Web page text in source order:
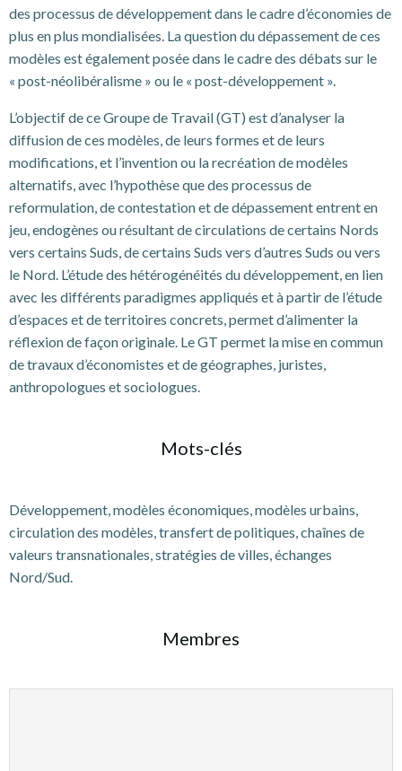
des processus de développement dans le cadre d’économies de
plus en plus mondialisées. La question du dépassement de ces
modèles est également posée dans le cadre des débats sur le
« post-néolibéralisme » ou le « post-développement ».
L’objectif de ce Groupe de Travail (GT) est d’analyser la
diffusion de ces modèles, de leurs formes et de leurs
modifications, et l’invention ou la recréation de modèles
alternatifs, avec l’hypothèse que des processus de
reformulation, de contestation et de dépassement entrent en
jeu, endogènes ou résultant de circulations de certains Nords
vers certains Suds, de certains Suds vers d’autres Suds ou vers
le Nord. L’étude des hétérogénéités du développement, en lien
avec les différents paradigmes appliqués et à partir de l’étude
d’espaces et de territoires concrets, permet d’alimenter la
réflexion de façon originale. Le GT permet la mise en commun
de travaux d’économistes et de géographes, juristes,
anthropologues et sociologues.
Mots-clés
Développement, modèles économiques, modèles urbains,
circulation des modèles, transfert de politiques, chaînes de
valeurs transnationales, stratégies de villes, échanges
Nord/Sud.
Membres